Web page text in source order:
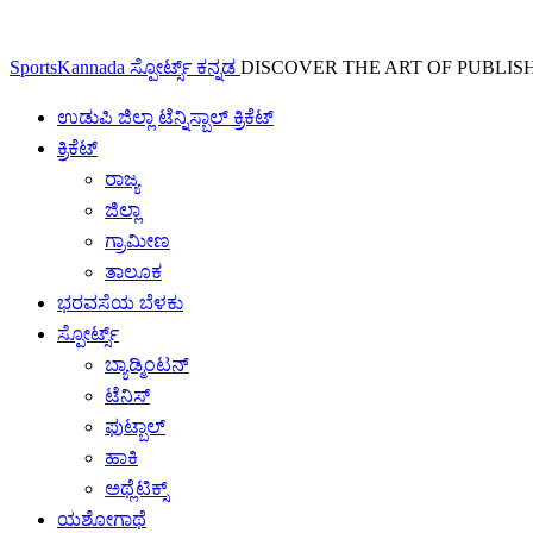
SportsKannada ಸ್ಪೋರ್ಟ್ಸ್ ಕನ್ನಡ DISCOVER THE ART OF
ಉಡುಪಿ ಜಿಲ್ಲಾ ಟೆನ್ನಿಸ್ಬಾಲ್ ಕ್ರಿಕೆಟ್
ಕ್ರಿಕೆಟ್
ರಾಜ್ಯ
ಜಿಲ್ಲಾ
ಗ್ರಾಮೀಣ
ತಾಲೂಕ
ಭರವಸೆಯ ಬೆಳಕು
ಸ್ಪೋರ್ಟ್ಸ್
ಬ್ಯಾಡ್ಮಿಂಟನ್
ಟೆನಿಸ್
ಫುಟ್ಬಾಲ್
ಹಾಕಿ
ಅಥ್ಲೆಟಿಕ್ಸ್
ಯಶೋಗಾಥೆ